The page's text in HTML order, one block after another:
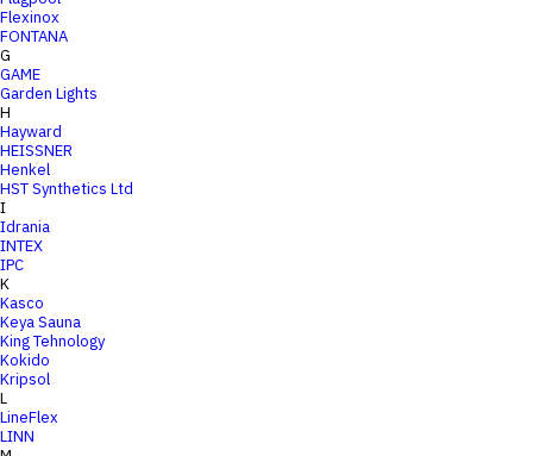
Flexinox
FONTANA
G
GAME
Garden Lights
H
Hayward
HEISSNER
Henkel
HST Synthetics Ltd
I
Idrania
INTEX
IPC
K
Kasco
Keya Sauna
King Tehnology
Kokido
Kripsol
L
LineFlex
LINN